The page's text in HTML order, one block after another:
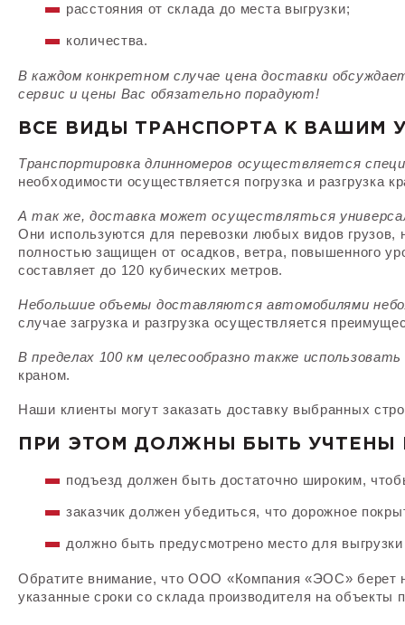
расстояния от склада до места выгрузки;
количества.
В каждом конкретном случае цена доставки
сервис и цены Вас обязательно порадуют!
ВСЕ ВИДЫ ТРАНСПОРТА К ВАШИМ
Транспортировка длинномеров осуществляется
необходимости осуществляется погрузка и разгрузка
А так же, доставка может осуществляться
Они используются для перевозки любых видов
полностью защищен от осадков, ветра, повышенного
составляет до 120 кубических метров.
Небольшие объемы доставляются автомобилями
случае загрузка и разгрузка осуществляется
В пределах 100 км целесообразно также
краном.
Наши клиенты могут заказать доставку выбранных
ПРИ ЭТОМ ДОЛЖНЫ БЫТЬ УЧТЕНЫ
подъезд должен быть достаточно широким,
заказчик должен убедиться, что дорожное
должно быть предусмотрено место для
Обратите внимание, что ООО «Компания «ЭОС» берет
указанные сроки со склада производителя на